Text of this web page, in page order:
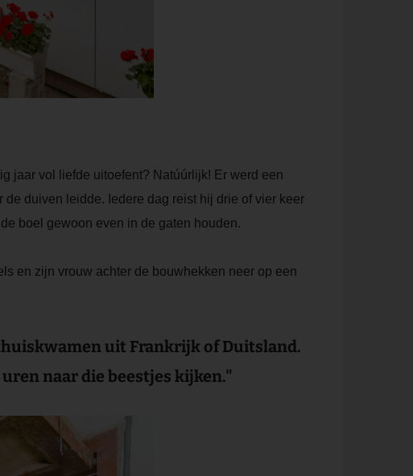
jaar vol liefde uitoefent? Natúúrlijk! Er werd een
de duiven leidde. Iedere dag reist hij drie of vier keer
boel gewoon even in de gaten houden.
en zijn vrouw achter de bouwhekken neer op een
uit Frankrijk of Duitsland.
naar die beestjes kijken.